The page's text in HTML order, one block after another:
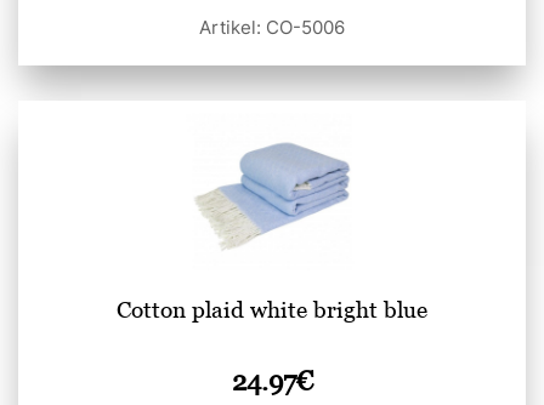
Artikel: CO-5006
Cotton plaid white bright blue
24.97€